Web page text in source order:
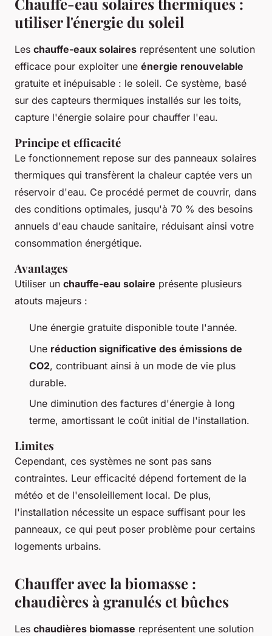
utiliser l'énergie du soleil
Les chauffe-eaux solaires représentent une solution
efficace pour exploiter une énergie renouvelable
gratuite et inépuisable : le soleil. Ce système, basé
sur des capteurs thermiques installés sur les toits,
capture l'énergie solaire pour chauffer l'eau.
Principe et efficacité
Le fonctionnement repose sur des panneaux solaires
thermiques qui transfèrent la chaleur captée vers un
réservoir d'eau. Ce procédé permet de couvrir, dans
des conditions optimales, jusqu'à 70 % des besoins
annuels d'eau chaude sanitaire, réduisant ainsi votre
consommation énergétique.
Avantages
Utiliser un chauffe-eau solaire présente plusieurs
atouts majeurs :
Une énergie gratuite disponible toute l'année.
Une réduction significative des émissions de
CO2, contribuant ainsi à un mode de vie plus
durable.
Une diminution des factures d'énergie à long
terme, amortissant le coût initial de l'installation.
Limites
Cependant, ces systèmes ne sont pas sans
contraintes. Leur efficacité dépend fortement de la
météo et de l'ensoleillement local. De plus,
l'installation nécessite un espace suffisant pour les
panneaux, ce qui peut poser problème pour certains
logements urbains.
Chauffer avec la biomasse :
chaudières à granulés et bûches
Les chaudières biomasse représentent une solution